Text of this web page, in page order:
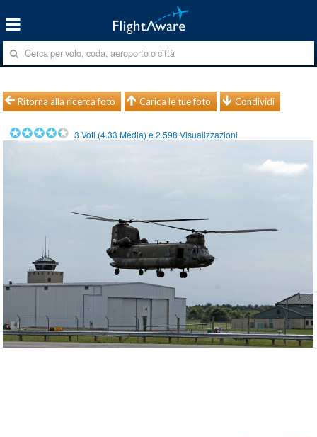
Ritorna alla ricerca foto Carica le tue foto Condividi
3 Voti (4.33 Media) e2.598 Visualizzazioni